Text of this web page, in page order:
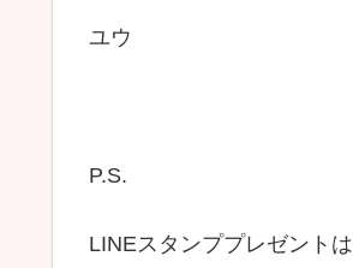
ユウ
P.S.
LINEスタンププレゼントは